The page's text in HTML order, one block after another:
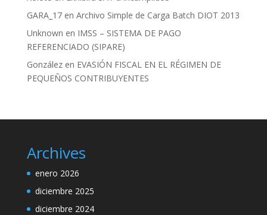
GARA_17en Archivo Simple de Carga Batch DIOT 2013
Unknown en IMSS – SISTEMA DE PAGO
REFERENCIADO (SIPARE)
Gonzálezen EVASIÓN FISCAL EN EL RÉGIMEN DE
PEQUEÑOS CONTRIBUYENTES
Archives
enero 2026
diciembre 2025
diciembre 2024